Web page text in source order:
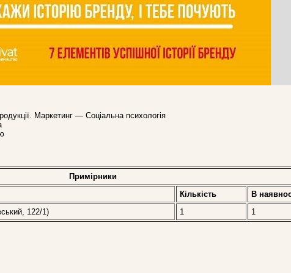
Маркетинг — Соціальна психологія
Примірники
Кількість
В
122/1)
1 1